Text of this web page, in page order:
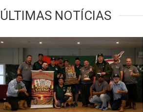
ÚLTIMAS NOTÍCIAS